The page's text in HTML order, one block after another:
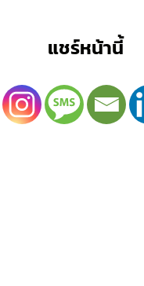
แชร์หน้านี้